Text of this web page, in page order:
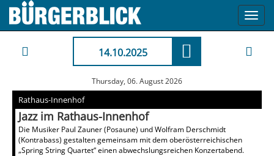
14.10.2025
Thursday, 06. August 2026
Rathaus-Innenhof
Jazz im Rathaus-Innenhof
Die Musiker Paul Zauner (Posaune) und Wolfram Derschmidt
(Kontrabass) gestalten gemeinsam mit dem oberösterreichischen
„Spring String Quartet“ einen abwechslungsreichen Konzertabend.